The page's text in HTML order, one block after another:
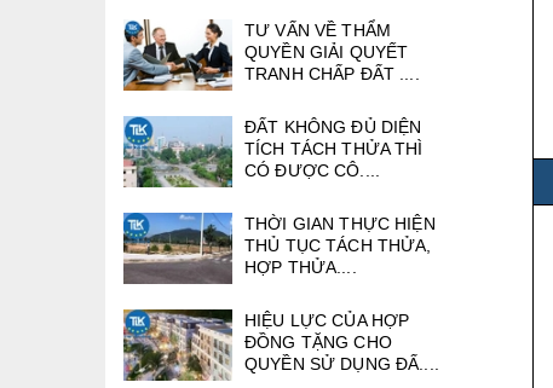
TƯ VẤN VỀ THẨM
QUYỀN GIẢI QUYẾT
TRANH CHẤP ĐẤT ....
ĐẤT KHÔNG ĐỦ DIỆN
TÍCH TÁCH THỬA THÌ
CÓ ĐƯỢC CÔ....
THỜI GIAN THỰC HIỆN
THỦ TỤC TÁCH THỬA,
HỢP THỬA....
HIỆU LỰC CỦA HỢP
ĐỒNG TẶNG CHO
QUYỀN SỬ DỤNG ĐẤ....